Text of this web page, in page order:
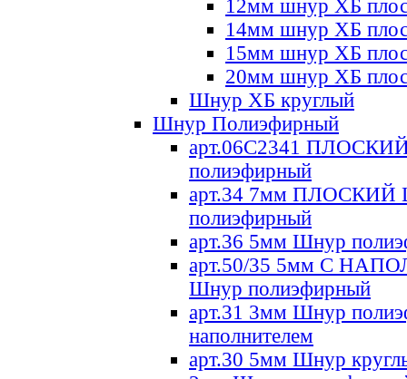
12мм шнур ХБ
14мм шнур ХБ
15мм шнур ХБ
20мм шнур ХБ
Шнур ХБ круглый
Шнур Полиэфирный
арт.06С2341
полиэфирный
арт.34 7мм ПЛОСКИЙ
полиэфирный
арт.36 5мм Шнур
арт.50/35 5мм С
Шнур полиэфирный
арт.31 3мм Шнур
наполнителем
арт.30 5мм Шнур